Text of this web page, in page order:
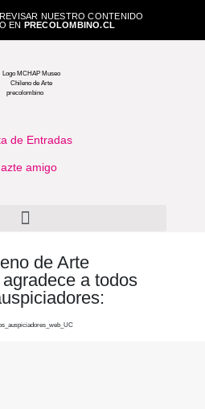
NUESTRO CONTENIDO
EN PRECOLOMBINO.CL
de Entradas
amigo
de Arte
a todos